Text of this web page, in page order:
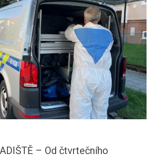
– Od čtvrtečního